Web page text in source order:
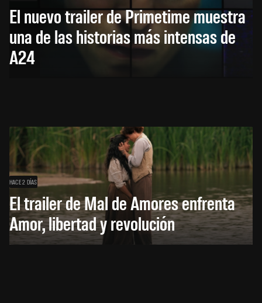
El nuevo trailer de Primetime muestra
una de las historias más intensas de
A24
HACE 2 DÍAS
El trailer de Mal de Amores enfrenta
Amor, libertad y revolución